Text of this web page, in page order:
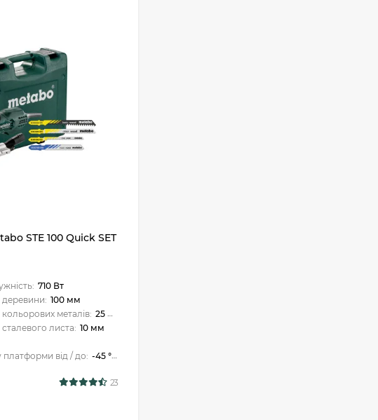
STE 100 Quick SET
710 Вт
деревини: 100 мм
металів: 25 мм
листа: 10 мм
платформи від / до: -45 ° / +45 °
23